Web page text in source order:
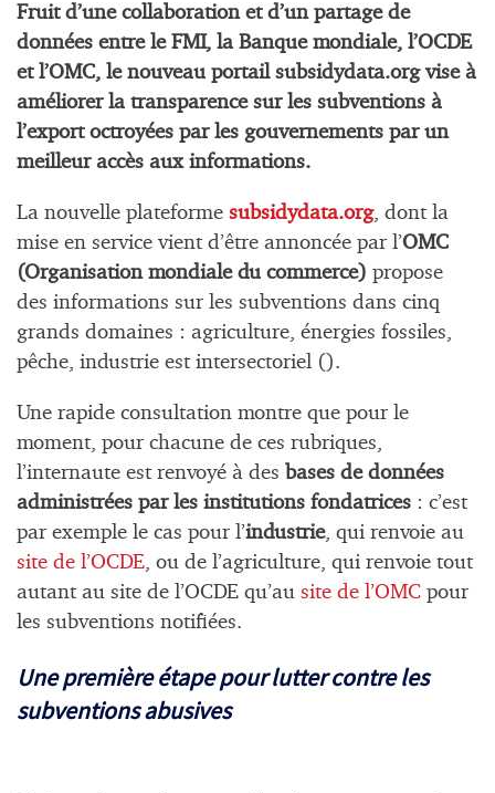
Fruit d’une collaboration et d’un partage de
données entre le FMI, la Banque mondiale, l’OCDE
et l’OMC, le nouveau portail subsidydata.org vise à
améliorer la transparence sur les subventions à
l’export octroyées par les gouvernements par un
meilleur accès aux informations.
La nouvelle plateforme subsidydata.org, dont la
mise en service vient d’être annoncée par l’OMC
(Organisation mondiale du commerce) propose
des informations sur les subventions dans cinq
grands domaines : agriculture, énergies fossiles,
pêche, industrie est intersectoriel ().
Une rapide consultation montre que pour le
moment, pour chacune de ces rubriques,
l’internaute est renvoyé à des bases de données
administrées par les institutions fondatrices : c’est
par exemple le cas pour l’industrie, qui renvoie au
site de l’OCDE, ou de l’agriculture, qui renvoie tout
autant au site de l’OCDE qu’au site de l’OMC pour
les subventions notifiées.
Une première étape pour lutter contre les
subventions abusives